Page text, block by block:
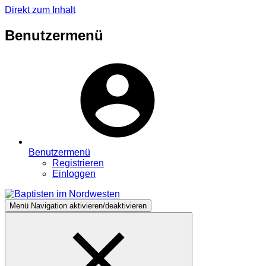
Direkt zum Inhalt
Benutzermenü
Benutzermenü
Registrieren
Einloggen
Menü Navigation aktivieren/deaktivieren